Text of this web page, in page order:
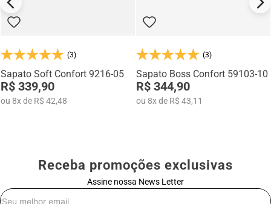
(3)
Sapato Soft Confort 9216-05
R$ 339,90
ou 8xde R$ 42,48
(3)
Sapato Boss Confort 59103-10
R$ 344,90
ou 8xde R$ 43,11
Receba promoções exclusivas
Assine nossa News Letter